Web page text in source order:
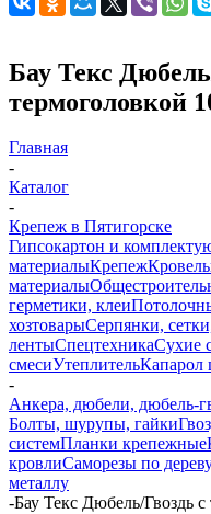
Бау Текс
термоголовкой
Главная
-
Каталог
-
Крепеж в Пятигорске
Гипсокартон и
материалыКрепеж
материалы
герметики, клеи
хозтоварыСерпянки,
лентыСпецтехникаСухие
смесиУтеплительКапарол
-
Анкера, дюбели, дюбель-
Болты, шурупы, гайки
системПланки крепежные
кровлиСаморезы по
металлу
-Бау Текс Дюбель/Гвоздь